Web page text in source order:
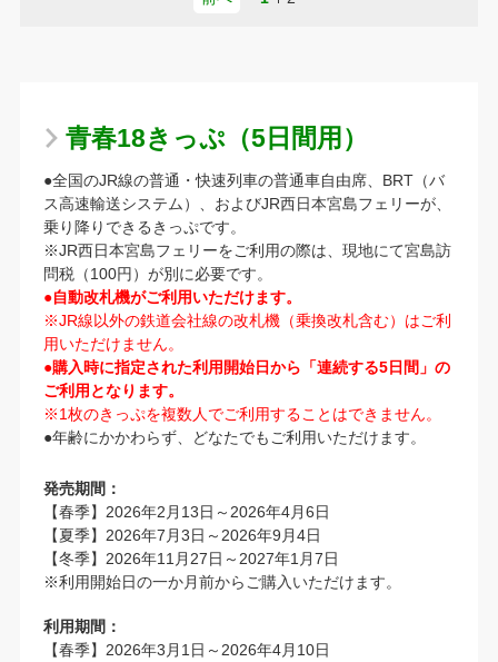
青春18きっぷ（5日間用）
●全国のJR線の普通・快速列車の普通車自由席、BRT（バ
ス高速輸送システム）、およびJR西日本宮島フェリーが、
乗り降りできるきっぷです。
※JR西日本宮島フェリーをご利用の際は、現地にて宮島訪
問税（100円）が別に必要です。
●自動改札機がご利用いただけます。
※JR線以外の鉄道会社線の改札機（乗換改札含む）はご利
用いただけません。
●購入時に指定された利用開始日から「連続する5日間」の
ご利用となります。
※1枚のきっぷを複数人でご利用することはできません。
●年齢にかかわらず、どなたでもご利用いただけます。
発売期間：
【春季】2026年2月13日～2026年4月6日
【夏季】2026年7月3日～2026年9月4日
【冬季】2026年11月27日～2027年1月7日
※利用開始日の一か月前からご購入いただけます。
利用期間：
【春季】2026年3月1日～2026年4月10日